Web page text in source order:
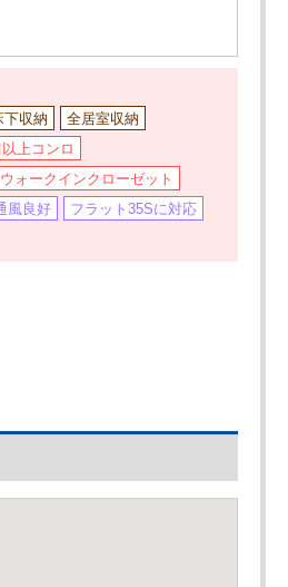
下収納
全居室収納
上コンロ
ウォークインクローゼット
風良好
フラット35Sに対応